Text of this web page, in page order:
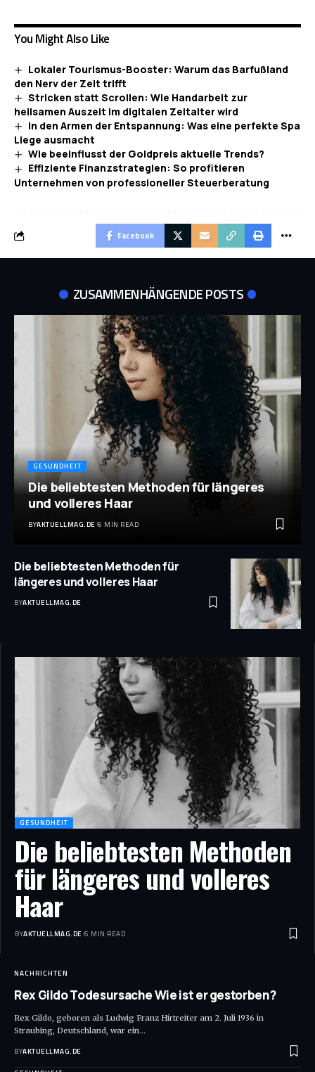
You Might Also Like
Lokaler Tourismus-Booster: Warum das Barfußland
den Nerv der Zeit trifft
Stricken statt Scrollen: Wie Handarbeit zur
heilsamen Auszeit im digitalen Zeitalter wird
In den Armen der Entspannung: Was eine perfekte Spa
Liege ausmacht
Wie beeinflusst der Goldpreis aktuelle Trends?
Effiziente Finanzstrategien: So profitieren
Unternehmen von professioneller Steuerberatung
Facebook
ZUSAMMENHÄNGENDE POSTS
GESUNDHEIT
Die beliebtesten Methoden für längeres
und volleres Haar
BYAKTUELLMAG.DE 6 MIN READ
Die beliebtesten Methoden für
längeres und volleres Haar
BYAKTUELLMAG.DE
GESUNDHEIT
Die beliebtesten Methoden
für längeres und volleres
Haar
BYAKTUELLMAG.DE 6 MIN READ
NACHRICHTEN
Rex Gildo Todesursache Wie ist er gestorben?
Rex Gildo, geboren als Ludwig Franz Hirtreiter am 2. Juli 1936 in
Straubing, Deutschland, war ein…
BYAKTUELLMAG.DE